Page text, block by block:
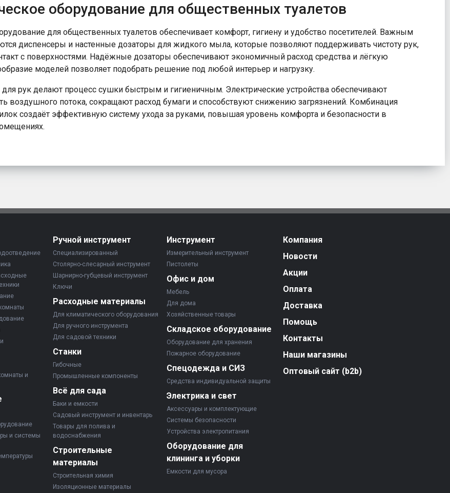
оборудование для общественных туалетов
для общественных туалетов обеспечивает комфорт, гигиену и удобство посетителей. Важным
диспенсеры и настенные дозаторы для жидкого мыла, которые позволяют поддерживать чистоту рук,
с поверхностями. Надёжные дозаторы обеспечивают экономичный расход средства и лёгкую
моделей позволяет подобрать решение под любой интерьер и нагрузку.
рук делают процесс сушки быстрым и гигиеничным. Электрические устройства обеспечивают
воздушного потока, сокращают расход бумаги и способствуют снижению загрязнений. Комбинация
создаёт эффективную систему ухода за руками, повышая уровень комфорта и безопасности в
и
и системы
Ручной инструмент
Специализированный
Столярно-слесарный инструмент
Шарнирно-губцевый инструмент
Ключи
Расходные материалы
Для климатического оборудования
Для ручного инструмента
Для садовой техники
Станки
Гибочные
Промышленные компоненты
Всё для сада
Баки и емкости
Садовый инструмент и инвентарь
Товары для полива и
водоснабжения
Строительные
материалы
Строительная химия
Изоляционные материалы
Инструмент
Измерительный инструмент
Пистолеты
Офис и дом
Мебель
Для дома
Хозяйственные товары
Складское оборудование
Оборудование для хранения
Пожарное оборудование
Спецодежда и СИЗ
Средства индивидуальной защиты
Электрика и свет
Аксессуары и комплектующие
Системы безопасности
Устройства электропитания
Оборудование для
клининга и уборки
Емкости для мусора
Компания
Новости
Акции
Оплата
Доставка
Помощь
Контакты
Наши магазины
Оптовый сайт (b2b)